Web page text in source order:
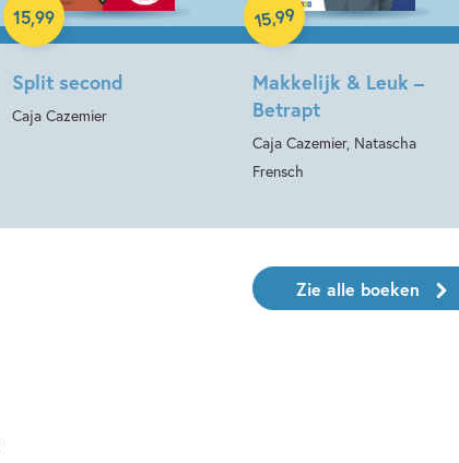
Split second
Caja Cazemier
15,99
Makkelijk & Leuk –
Betrapt
Caja Cazemier, Natascha
Frensch
15,99
Zie alle boeken